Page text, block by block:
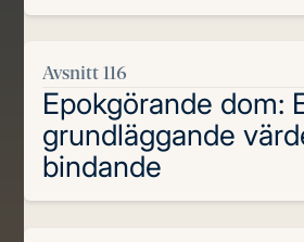
Avsnitt 116
Epokgörande dom:
grundläggande
bindande